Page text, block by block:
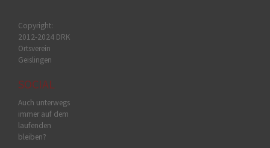
Copyright:
2012-2024 DRK
Ortsverein
Geislingen
SOCIAL
Auch unterwegs
immer auf dem
laufenden
bleiben?